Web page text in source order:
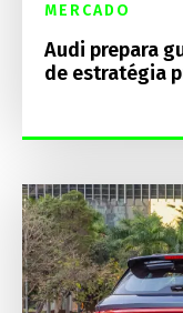
MERCADO
Audi prepara
de estratégia